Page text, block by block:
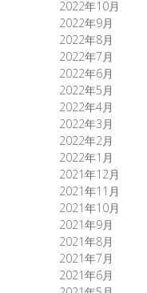
2022年10月
2022年9月
2022年8月
2022年7月
2022年6月
2022年5月
2022年4月
2022年3月
2022年2月
2022年1月
2021年12月
2021年11月
2021年10月
2021年9月
2021年8月
2021年7月
2021年6月